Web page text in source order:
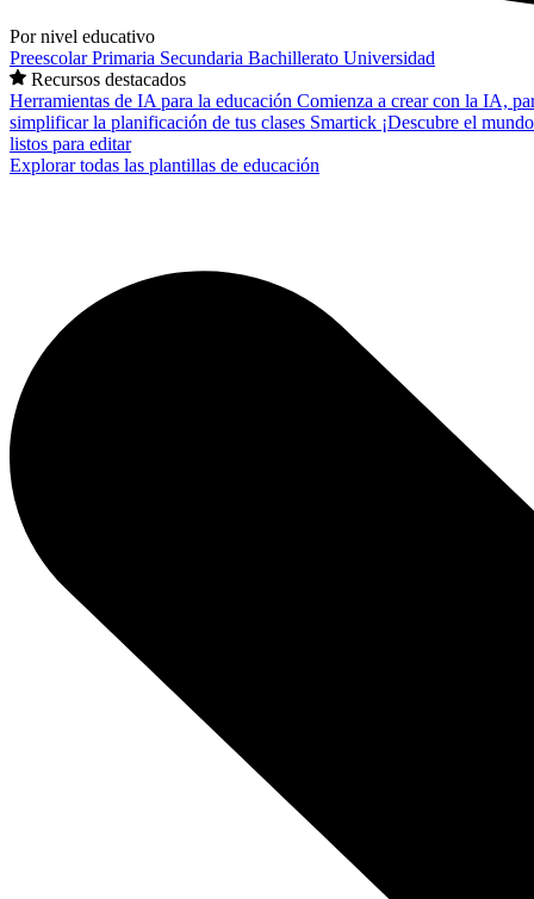
Por nivel educativo
PreescolarPrimaria Secundaria Bachillerato Universidad
Recursos destacados
Herramientas de IA para la educación Comienza a crear con la IA,
simplificar la planificación de tus clases Smartick ¡Descubre el
listos para editar
Explorar todas las plantillas de educación